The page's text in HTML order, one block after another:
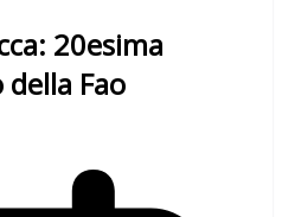
20esima
Fao